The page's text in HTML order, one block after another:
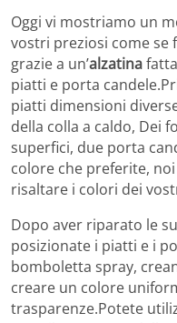
Oggi vi mostriamo un
vostri preziosi come se
grazie a un’alzatina
piatti e porta candele.
piatti dimensioni
della colla a caldo, Dei
superfici, due porta
colore che preferite,
risaltare i colori dei
Dopo aver riparato le
posizionate i piatti e i
bomboletta spray,
creare un colore
trasparenze.Potete